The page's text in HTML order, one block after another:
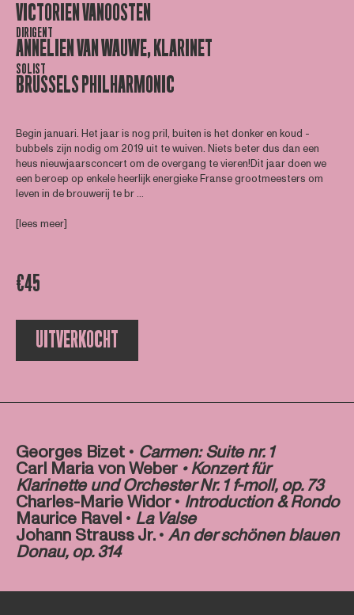
VICTORIEN VANOOSTEN
DIRIGENT
ANNELIEN VAN WAUWE, KLARINET
SOLIST
BRUSSELS PHILHARMONIC
Begin januari. Het jaar is nog pril, buiten is het donker en koud -
bubbels zijn nodig om 2019 uit te wuiven. Niets beter dus dan een
heus nieuwjaarsconcert om de overgang te vieren!Dit jaar doen we
een beroep op enkele heerlijk energieke Franse grootmeesters om
leven in de brouwerij te br ...
[lees meer]
€45
UITVERKOCHT
Georges Bizet • Carmen: Suite nr. 1
Carl Maria von Weber • Konzert für
Klarinette und Orchester Nr. 1 f-moll, op. 73
Charles-Marie Widor • Introduction & Rondo
Maurice Ravel • La Valse
Johann Strauss Jr. • An der schönen blauen
Donau, op. 314